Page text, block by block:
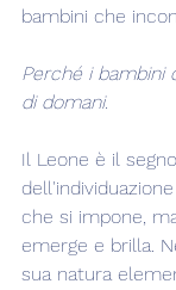
bambini che
Perché i bambini
di domani.
Il Leone è il
che si impone,
emerge e brilla.
sua natura